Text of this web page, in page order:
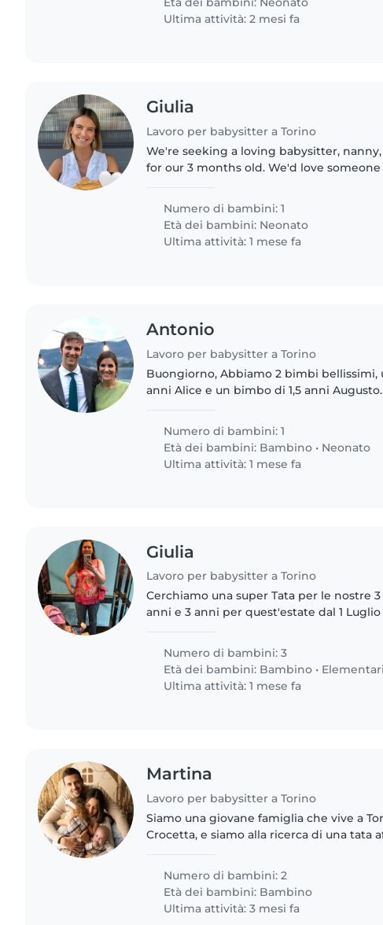
Ultima attività: 2 mesi fa
Giulia
Lavoro per babysitter a Torino
We're seeking a loving babysitter,
for our 3 months old. We'd love
Numero di bambini: 1
Età dei bambini: Neonato
Ultima attività: 1 mese fa
Antonio
Lavoro per babysitter a Torino
Buongiorno, Abbiamo 2 bimbi bellissimi, una bimba di 4
anni Alice e un bimbo di 1,5 anni
Numero di bambini: 1
Età dei bambini: Bambino • Neonato
Ultima attività: 1 mese fa
Giulia
Lavoro per babysitter a Torino
Cerchiamo una super Tata per le nostre
anni e 3 anni per quest'estate dal 1 Luglio al 31 Luglio e le
Numero di bambini: 3
Età dei bambini: Bambino • Elementari
Ultima attività: 1 mese fa
Martina
Lavoro per babysitter a Torino
Siamo una giovane famiglia che vive a
Crocetta, e siamo alla ricerca di una tata
bambini. Abbiamo..
Numero di bambini: 2
Età dei bambini: Bambino
Ultima attività: 3 mesi fa